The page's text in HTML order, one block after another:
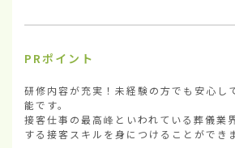
PRポイント
研修内容が充実！未経験の方でも安心し
能です。
接客仕事の最高峰といわれている葬儀業
する接客スキルを身につけることができ